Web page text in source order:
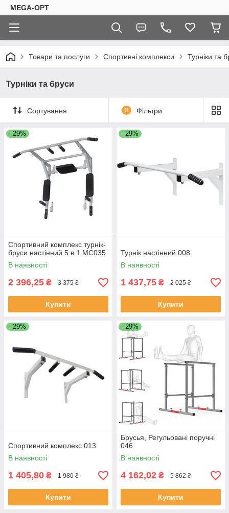
MEGA-OPT
Товари та послуги Спортивні комплекси Турніки та
Турніки та бруси
Сортування 0 Фільтри
–29%
Спортивний комплекс турнік-
бруси настінний 5 в 1 MC035
В наявності
2 396,25 ₴ 3 375 ₴
Купити
–29%
Турнік настінний 008
В наявності
1 437,75 ₴ 2 025 ₴
Купити
–29%
Спортивний комплекс 013
В наявності
1 405,80 ₴ 1 980 ₴
Купити
–29%
Брусья, Регульовані поручні
046
В наявності
4 162,02 ₴ 5 862 ₴
Купити